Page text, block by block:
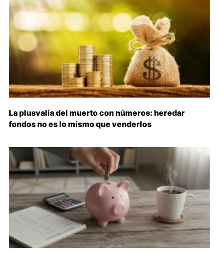
La plusvalía del muerto con números: heredar
fondos no es lo mismo que venderlos